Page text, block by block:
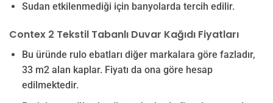
Sudan etkilenmediği için banyolarda tercih edilir.
Contex 2 Tekstil Tabanlı Duvar Kağıdı Fiyatları
Bu üründe rulo ebatları diğer markalara göre fazladır,
33 m2 alan kaplar. Fiyatı da ona göre hesap
edilmektedir.